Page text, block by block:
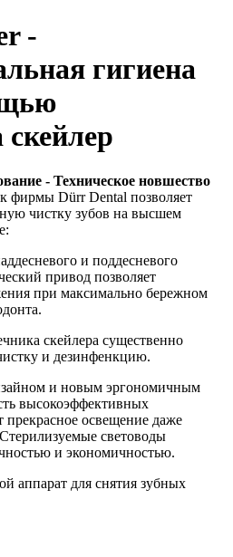
-
гигиена
- Техническое новшество
фирмы Dürr Dental позволяет
чистку зубов на высшем
и поддесневого
привод позволяет
при максимально бережном
скейлера существенно
и дезинфенкцию.
и новым эргономичным
высокоэффективных
прекрасное освещение даже
световоды
и экономичностью.
аппарат для снятия зубных